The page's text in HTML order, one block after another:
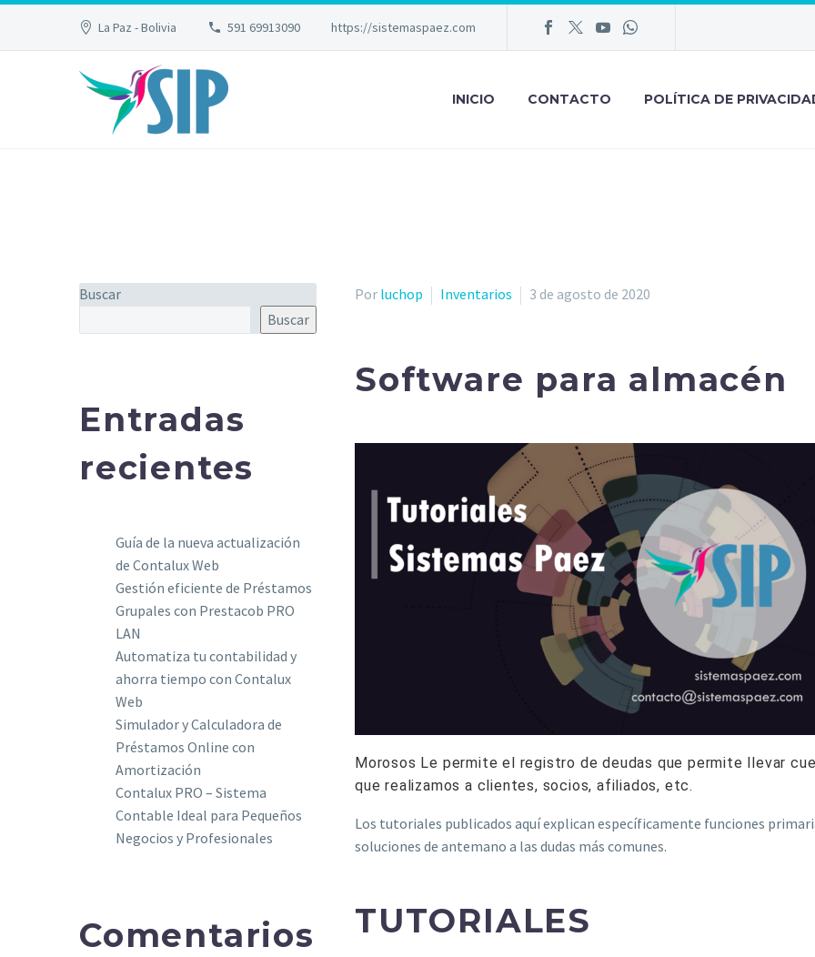
La Paz - Bolivia 591 69913090 https://sistemaspaez.com
INICIO CONTACTO POLÍTICA DE
Por luchop Inventarios 3 de agosto de 2020
Software para almacén
Morosos Le permite el registro de deudas que permite llevar
que realizamos a clientes, socios, afiliados, etc.
Los tutoriales publicados aquí explican específicamente funciones
soluciones de antemano a las dudas más comunes.
TUTORIALES
Buscar
Buscar
Entradas
recientes
Guía de la nueva actualización
de Contalux Web
Gestión eficiente de Préstamos
Grupales con Prestacob PRO
LAN
Automatiza tu contabilidad y
ahorra tiempo con Contalux
Web
Simulador y Calculadora de
Préstamos Online con
Amortización
Contalux PRO – Sistema
Contable Ideal para Pequeños
Negocios y Profesionales
Comentarios